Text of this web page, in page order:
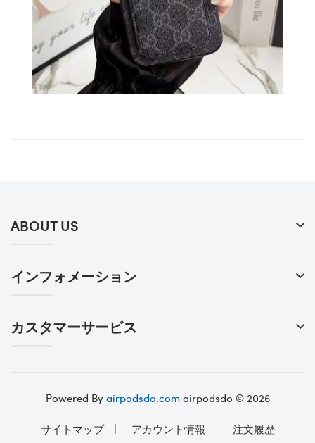
ABOUT US
インフォメーション
カスタマーサービス
Powered Byairpodsdo.comairpodsdo © 2026
サイトマップ
アカウント情報 注文履歴